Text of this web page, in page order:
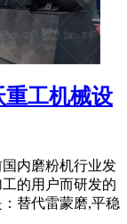
工机械设
内磨粉机行业发
的用户而研发的
替代雷蒙磨,平稳